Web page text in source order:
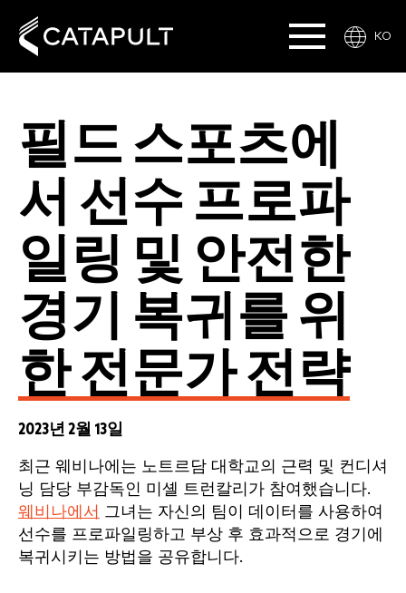
KO
필드 스포츠에
서 선수 프로파
일링 및 안전한
경기 복귀를 위
한 전문가 전략
2023년 2월 13일
최근 웨비나에는 노트르담 대학교의 근력 및 컨디셔
닝 담당 부감독인 미셸 트런칼리가 참여했습니다.
웨비나에서 그녀는 자신의 팀이 데이터를 사용하여
선수를 프로파일링하고 부상 후 효과적으로 경기에
복귀시키는 방법을 공유합니다.